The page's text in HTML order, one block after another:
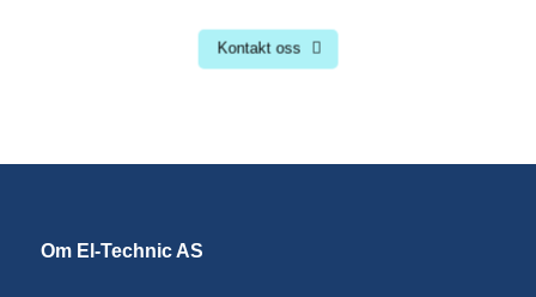
Kontakt oss
Om El-Technic AS